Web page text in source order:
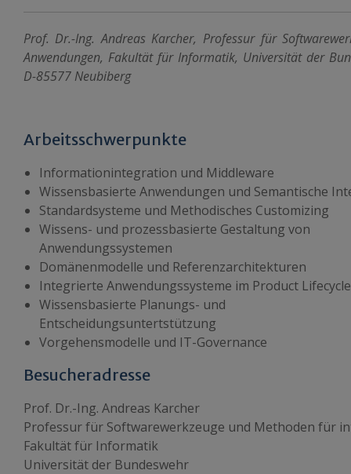
Prof. Dr.-Ing. Andreas Karcher, Professur für
Anwendungen, Fakultät für Informatik, Universität der
D-85577 Neubiberg
Arbeitsschwerpunkte
Informationintegration und Middleware
Wissensbasierte Anwendungen und Semantische
Standardsysteme und Methodisches Customizing
Wissens- und prozessbasierte Gestaltung von
Anwendungssystemen
Domänenmodelle und Referenzarchitekturen
Integrierte Anwendungssysteme im Product Lifecycle
Wissensbasierte Planungs- und
Entscheidungsuntertstützung
Vorgehensmodelle und IT-Governance
Besucheradresse
Prof. Dr.-Ing. Andreas Karcher
Professur für Softwarewerkzeuge und Methoden für
Fakultät für Informatik
Universität der Bundeswehr